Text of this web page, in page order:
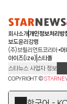
STARPOLL
회사소개 개인정보처리방
보도윤리강령
(주)브릴리언트코리아 머
아이즈(ize) 스타폴
스타뉴스 사업자 정보
주소: 서울시 종로구 청계
COPYRIGHT ©